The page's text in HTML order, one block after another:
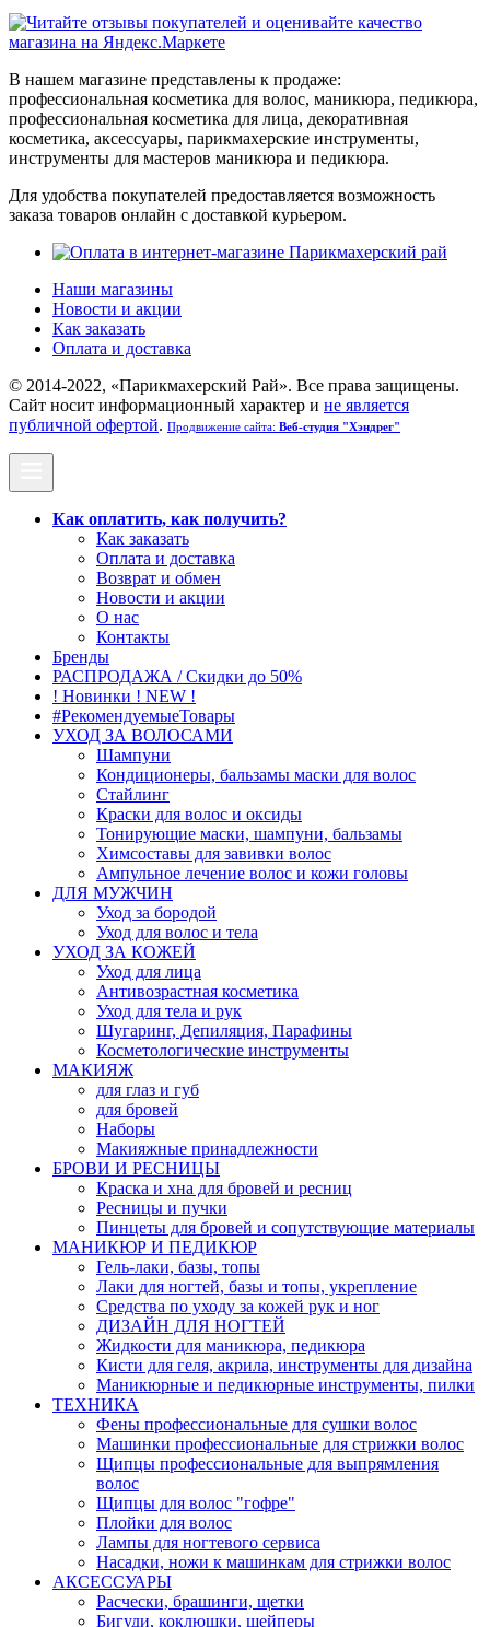
В нашем магазине представлены к продаже:
профессиональная косметика для волос, маникюра, педикюра,
профессиональная косметика для лица, декоративная
косметика, аксессуары, парикмахерские инструменты,
инструменты для мастеров маникюра и педикюра.
Для удобства покупателей предоставляется возможность
заказа товаров онлайн с доставкой курьером.
Наши магазины
Новости и акции
Как заказать
Оплата и доставка
© 2014-2022, «Парикмахерский Рай». Все права защищены.
Cайт носит информационный характер и не является
публичной офертой. Продвижение сайта: Веб-студия "Хэндрег"
Как оплатить, как получить?
Как заказать
Оплата и доставка
Возврат и обмен
Новости и акции
О нас
Контакты
Бренды
РАСПРОДАЖА / Скидки до 50%
! Новинки ! NEW !
#РекомендуемыеТовары
УХОД ЗА ВОЛОСАМИ
Шампуни
Кондиционеры, бальзамы маски для волос
Стайлинг
Краски для волос и оксиды
Тонирующие маски, шампуни, бальзамы
Химсоставы для завивки волос
Ампульное лечение волос и кожи головы
ДЛЯ МУЖЧИН
Уход за бородой
Уход для волос и тела
УХОД ЗА КОЖЕЙ
Уход для лица
Антивозрастная косметика
Уход для тела и рук
Шугаринг, Депиляция, Парафины
Косметологические инструменты
МАКИЯЖ
для глаз и губ
для бровей
Наборы
Макияжные принадлежности
БРОВИ И РЕСНИЦЫ
Краска и хна для бровей и ресниц
Ресницы и пучки
Пинцеты для бровей и сопутствующие материалы
МАНИКЮР И ПЕДИКЮР
Гель-лаки, базы, топы
Лаки для ногтей, базы и топы, укрепление
Средства по уходу за кожей рук и ног
ДИЗАЙН ДЛЯ НОГТЕЙ
Жидкости для маникюра, педикюра
Кисти для геля, акрила, инструменты для дизайна
Маникюрные и педикюрные инструменты, пилки
ТЕХНИКА
Фены профессиональные для сушки волос
Машинки профессиональные для стрижки волос
Щипцы профессиональные для выпрямления
волос
Щипцы для волос "гофре"
Плойки для волос
Лампы для ногтевого сервиса
Насадки, ножи к машинкам для стрижки волос
АКСЕССУАРЫ
Расчески, брашинги, щетки
Бигуди, коклюшки, шейперы